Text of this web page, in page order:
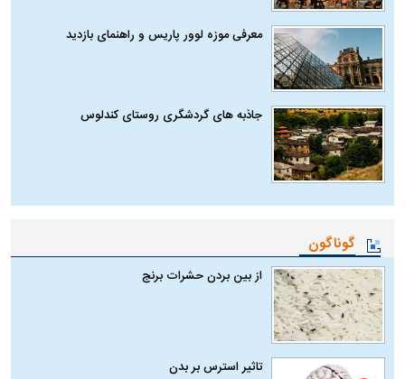
معرفی موزه لوور پاریس و راهنمای بازدید
جاذبه های گردشگری روستای کندلوس
گوناگون
از بین بردن حشرات برنج
تاثیر استرس بر بدن